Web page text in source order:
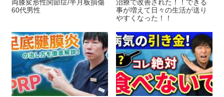
両膝変形性関節症/半月板損傷
60代男性
治療で改善された！！できる
事が増えて日々の生活が送り
やすくなった！！